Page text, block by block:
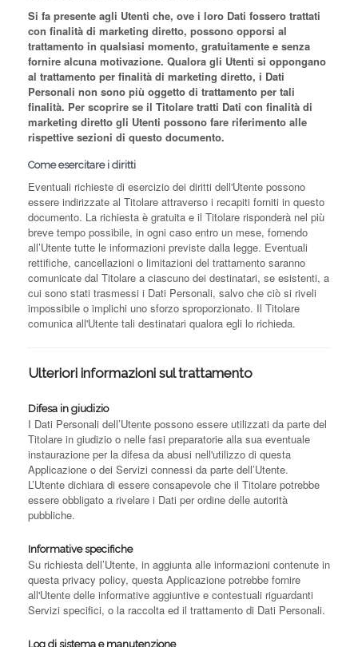
Si fa presente agli Utenti che, ove i loro Dati fossero trattati
con finalità di marketing diretto, possono opporsi al
trattamento in qualsiasi momento, gratuitamente e senza
fornire alcuna motivazione. Qualora gli Utenti si oppongano
al trattamento per finalità di marketing diretto, i Dati
Personali non sono più oggetto di trattamento per tali
finalità. Per scoprire se il Titolare tratti Dati con finalità di
marketing diretto gli Utenti possono fare riferimento alle
rispettive sezioni di questo documento.
Come esercitare i diritti
Eventuali richieste di esercizio dei diritti dell'Utente possono
essere indirizzate al Titolare attraverso i recapiti forniti in questo
documento. La richiesta è gratuita e il Titolare risponderà nel più
breve tempo possibile, in ogni caso entro un mese, fornendo
all’Utente tutte le informazioni previste dalla legge. Eventuali
rettifiche, cancellazioni o limitazioni del trattamento saranno
comunicate dal Titolare a ciascuno dei destinatari, se esistenti, a
cui sono stati trasmessi i Dati Personali, salvo che ciò si riveli
impossibile o implichi uno sforzo sproporzionato. Il Titolare
comunica all'Utente tali destinatari qualora egli lo richieda.
Ulteriori informazioni sul trattamento
Difesa in giudizio
I Dati Personali dell’Utente possono essere utilizzati da parte del
Titolare in giudizio o nelle fasi preparatorie alla sua eventuale
instaurazione per la difesa da abusi nell'utilizzo di questa
Applicazione o dei Servizi connessi da parte dell’Utente.
L’Utente dichiara di essere consapevole che il Titolare potrebbe
essere obbligato a rivelare i Dati per ordine delle autorità
pubbliche.
Informative specifiche
Su richiesta dell’Utente, in aggiunta alle informazioni contenute in
questa privacy policy, questa Applicazione potrebbe fornire
all'Utente delle informative aggiuntive e contestuali riguardanti
Servizi specifici, o la raccolta ed il trattamento di Dati Personali.
Log di sistema e manutenzione